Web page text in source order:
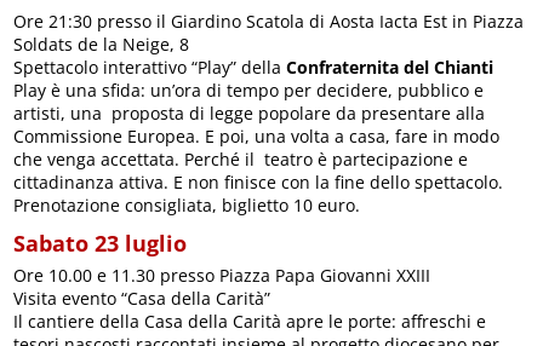
Ore 21:30 presso il Giardino Scatola di Aosta Iacta Est in Piazza
Soldats de la Neige, 8
Spettacolo interattivo “Play” dellaConfraternita del Chianti
Play è una sfida: un’ora di tempo per decidere, pubblico e
artisti, una proposta di legge popolare da presentare alla
Commissione Europea. E poi, una volta a casa, fare in modo
che venga accettata. Perché il teatro è partecipazione e
cittadinanza attiva. E non finisce con la fine dello spettacolo.
Prenotazione consigliata, biglietto 10 euro.
Sabato 23 luglio
Ore 10.00 e 11.30 presso Piazza Papa Giovanni XXIII
Visita evento “Casa della Carità”
Il cantiere della Casa della Carità apre le porte: affreschi e